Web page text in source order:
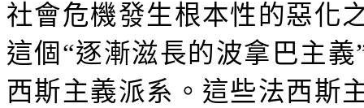
社會危機發生根本性的惡化
這個“逐漸滋長的波拿巴主
西斯主義派系。這些法西斯